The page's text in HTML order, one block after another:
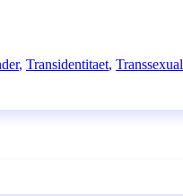
, Transidentitaet,